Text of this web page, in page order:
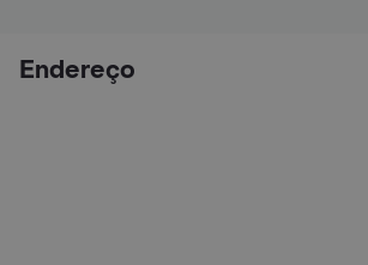
Endereço